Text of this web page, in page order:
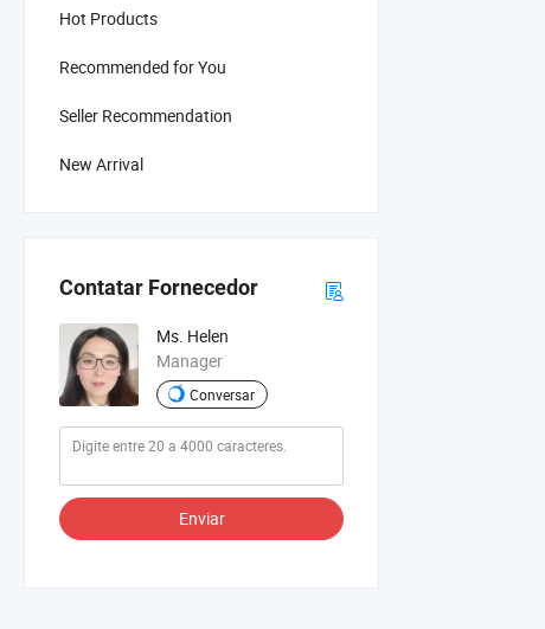
Hot Products
Recommended for You
Seller Recommendation
New Arrival
Contatar Fornecedor
Ms. Helen
Manager
Conversar
Enviar